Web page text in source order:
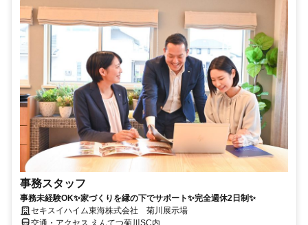
事務スタッフ
事務未経験OK✨家づくりを縁の下でサポート✨完全週休2日制✨
セキスイハイム東海株式会社 菊川展示場
交通・アクセス えんてつ菊川SC内